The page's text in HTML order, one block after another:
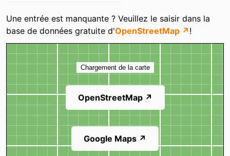
Catégories
Une entrée est manquante ? Veuillez le saisir dans la
base de données gratuite d'OpenStreetMap ↗ !
Carte
Chargement de la carte
OpenStreetMap ↗
Google Maps ↗